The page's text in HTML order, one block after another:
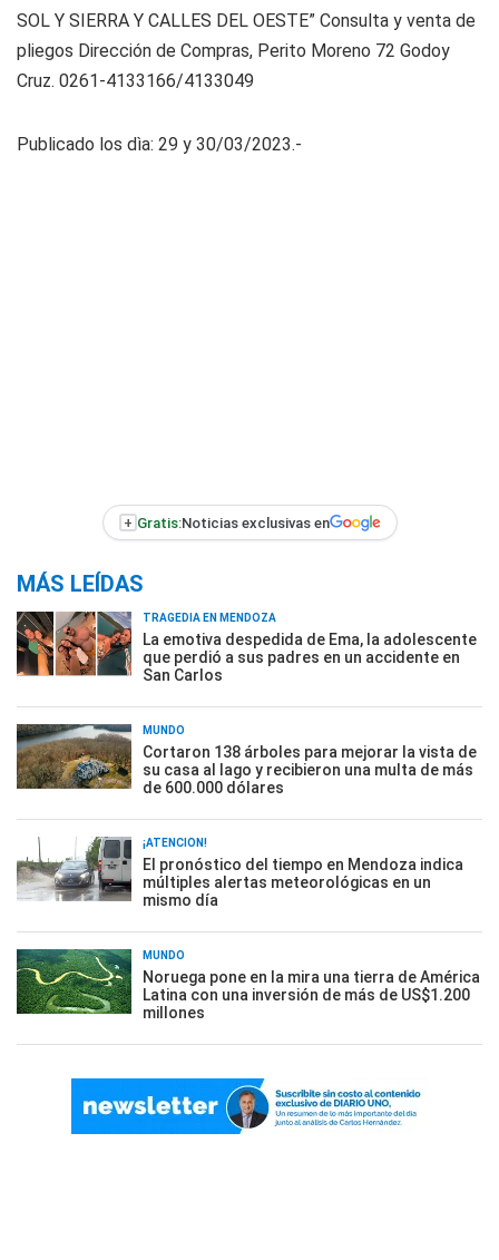
SOL Y SIERRA Y CALLES DEL OESTE” Consulta y venta de
pliegos Dirección de Compras, Perito Moreno 72 Godoy
Cruz. 0261-4133166/4133049
Publicado los dìa: 29 y 30/03/2023.-
+ Gratis:Noticias exclusivas en
MÁS LEÍDAS
TRAGEDIA EN MENDOZA
La emotiva despedida de Ema, la adolescente
que perdió a sus padres en un accidente en
San Carlos
MUNDO
Cortaron 138 árboles para mejorar la vista de
su casa al lago y recibieron una multa de más
de 600.000 dólares
¡ATENCIÓN!
El pronóstico del tiempo en Mendoza indica
múltiples alertas meteorológicas en un
mismo día
MUNDO
Noruega pone en la mira una tierra de América
Latina con una inversión de más de US$1.200
millones